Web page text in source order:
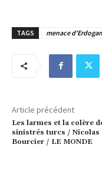
TAGS menace d'Erdogan
Article précédent
Les larmes et la colère
sinistrés turcs / Nicolas
Bourcier / LE MONDE